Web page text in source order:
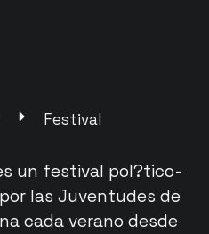
Festival
un festival pol?tico-
las Juventudes de
cada verano desde